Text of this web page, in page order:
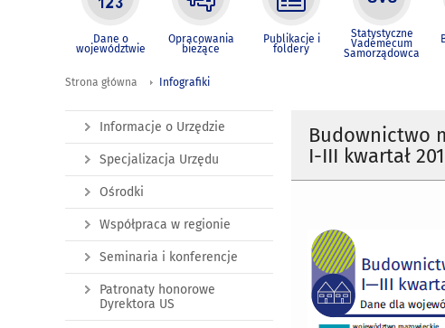
Dane o
województwie
Opracowania
bieżące
Publikacje i
foldery
Statystyczne
Vademecum
Samorządowca
Strona główna Infografiki
Budownictwo
I-III kwartał
Informacje o Urzędzie
Specjalizacja Urzędu
Ośrodki
Współpraca w regionie
Seminaria i konferencje
Patronaty honorowe
Dyrektora US